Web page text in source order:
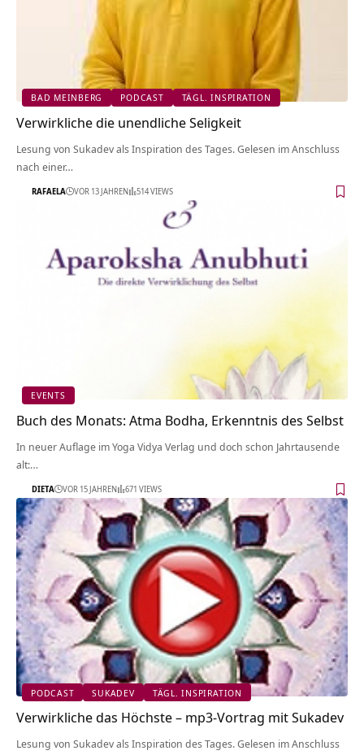
BAD MEINBERG PODCAST TÄGL. INSPIRATION
Verwirkliche die unendliche Seligkeit
Lesung von Sukadev als Inspiration des Tages. Gelesen im Anschluss
nach einer…
RAFAELA VOR 13 JAHREN 514 VIEWS
EVENTS
Buch des Monats: Atma Bodha, Erkenntnis des Selbst
In neuer Auflage im Yoga Vidya Verlag und doch schon Jahrtausende
alt:…
DIETA VOR 15 JAHREN 671 VIEWS
PODCAST SUKADEV TÄGL. INSPIRATION
Verwirkliche das Höchste – mp3-Vortrag mit Sukadev
Lesung von Sukadev als Inspiration des Tages. Gelesen im Anschluss